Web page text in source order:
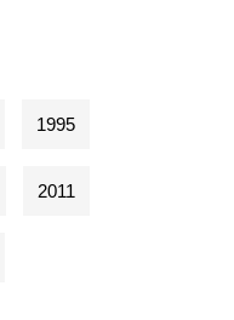
1995
2011